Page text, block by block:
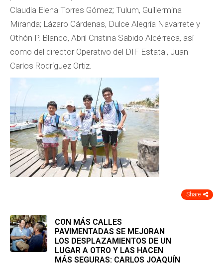
Claudia Elena Torres Gómez; Tulum, Guillermina
Miranda; Lázaro Cárdenas, Dulce Alegría Navarrete y
Othón P. Blanco, Abril Cristina Sabido Alcérreca, así
como del director Operativo del DIF Estatal, Juan
Carlos Rodríguez Ortiz.
Share
CON MÁS CALLES
PAVIMENTADAS SE MEJORAN
LOS DESPLAZAMIENTOS DE UN
LUGAR A OTRO Y LAS HACEN
MÁS SEGURAS: CARLOS JOAQUÍN